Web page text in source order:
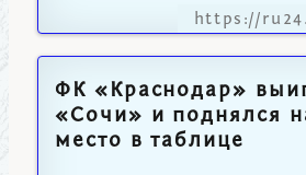
https://
ФК «Краснодар»
«Сочи» и поднялся
место в таблице